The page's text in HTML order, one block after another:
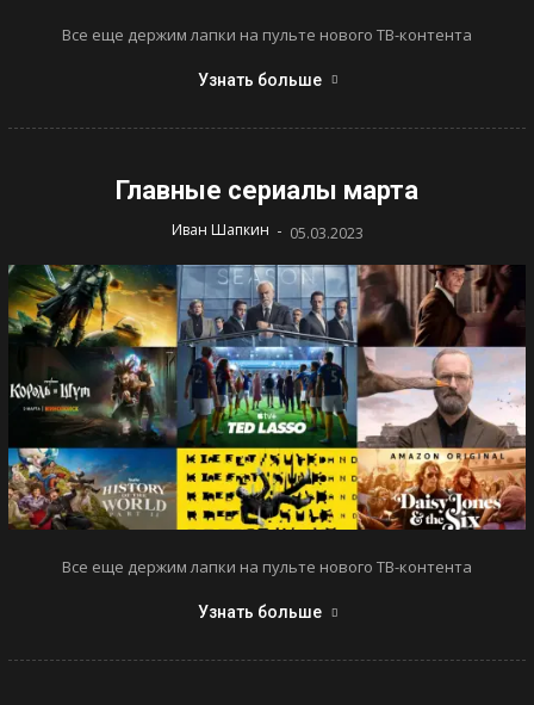
Все еще держим лапки на пульте нового ТВ-контента
Узнать больше
Главные сериалы марта
Иван Шапкин - 05.03.2023
Все еще держим лапки на пульте нового ТВ-контента
Узнать больше